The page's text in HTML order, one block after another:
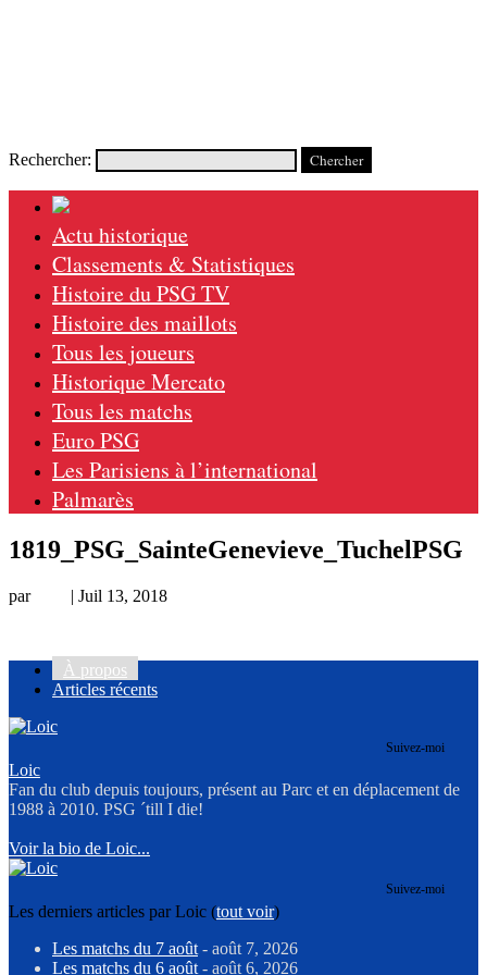
Rechercher:
Actu historique
Classements & Statistiques
Histoire du PSG TV
Histoire des maillots
Tous les joueurs
Historique Mercato
Tous les matchs
Euro PSG
Les Parisiens à l’international
Palmarès
1819_PSG_SainteGenevieve_TuchelPSG
par | Juil 13, 2018
À propos
Articles récents
Suivez-moi
Loic
Fan du club depuis toujours, présent au Parc et en déplacement de
1988 à 2010. PSG ´till I die!
Voir la bio de Loic...
Suivez-moi
Les derniers articles par Loic (tout voir)
Les matchs du 7 août - août 7, 2026
Les matchs du 6 août - août 6, 2026